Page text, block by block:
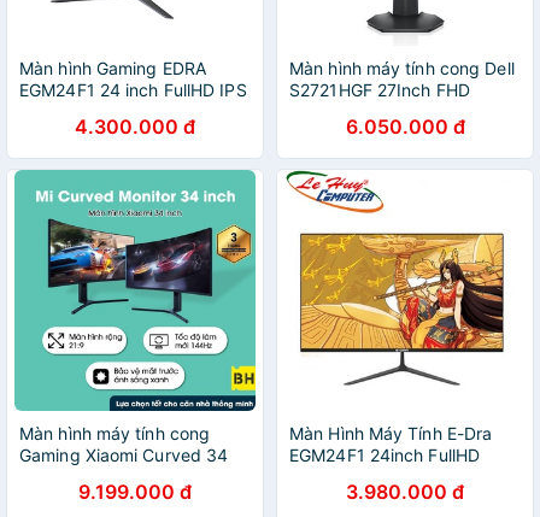
Màn hình Gaming EDRA
EGM24F1 24 inch FullHD IPS
4.300.000 đ
Màn hình máy tính cong Dell
S2721HGF 27Inch FHD
6.050.000 đ
Màn hình máy tính cong
Gaming Xiaomi Curved 34
9.199.000 đ
Màn Hình Máy Tính E-Dra
EGM24F1 24inch FullHD
3.980.000 đ